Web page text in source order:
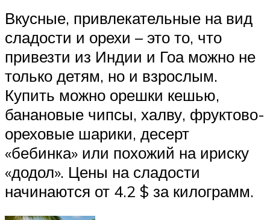
Вкусные, привлекательные на вид
сладости и орехи – это то, что
привезти из Индии и Гоа можно не
только детям, но и взрослым.
Купить можно орешки кешью,
банановые чипсы, халву, фруктово-
ореховые шарики, десерт
«бебинка» или похожий на ириску
«додол». Цены на сладости
начинаются от 4.2 $ за килограмм.